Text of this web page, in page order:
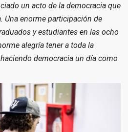
un acto de la democracia que
Una enorme participación de
y estudiantes en las ocho
alegría tener a toda la
democracia un día como